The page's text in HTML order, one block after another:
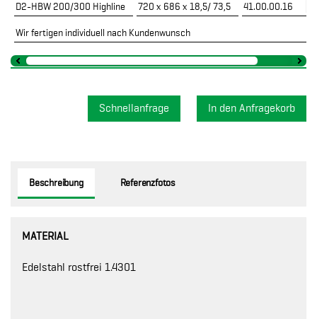
D2-HBW 200/300 Highline 720 x 686 x 18,5/ 73,5 41.00.00.16
Wir fertigen individuell nach Kundenwunsch
Schnellanfrage
Beschreibung Referenzfotos
MATERIAL
Edelstahl rostfrei 1.4301